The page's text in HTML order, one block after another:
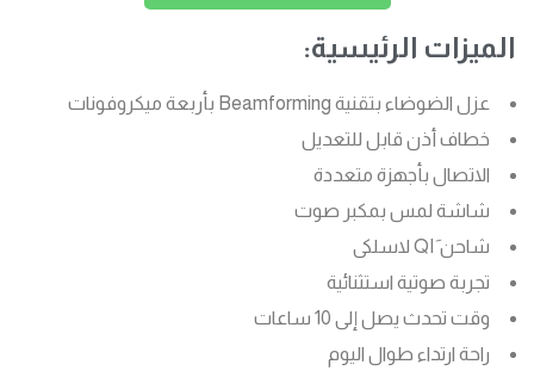
الميزات الرئيسية:
عزل الضوضاء بتقنية Beamforming بأربعة ميكروفونات
خطاف أذن قابل للتعديل
الاتصال بأجهزة متعددة
شاشة لمس بمكبر صوت
شاحن َQI لاسلكى
تجربة صوتية استثنائية
وقت تحدث يصل إلى 10 ساعات
راحة ارتداء طوال اليوم